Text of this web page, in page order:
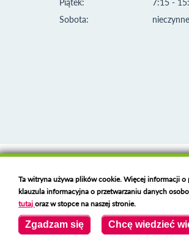
Piątek:
Sobota:
7:15 -
nieczynne
Deklaracja dostępności
Polski serwer RBLhttps://polspam.pl/
Copyright 2023 Urząd Miejski w Opolu
Created byVOBACOM Odnośnik otworzy się w
Ta witryna używa plików cookie. Więcej informacji o
klauzula informacyjna o przetwarzaniu danych
tutajoraz w stopce na naszej stronie.
Zgadzam się Chcę wiedzieć